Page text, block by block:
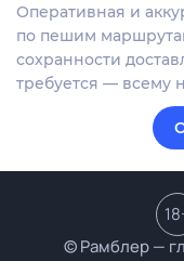
Оперативная и
по пешим
сохранности
требуется — всему
© Рамблер —
18